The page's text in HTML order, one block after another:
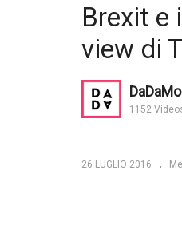
Pictet
Brexit e
view di
1152
26 LUGLIO 2016